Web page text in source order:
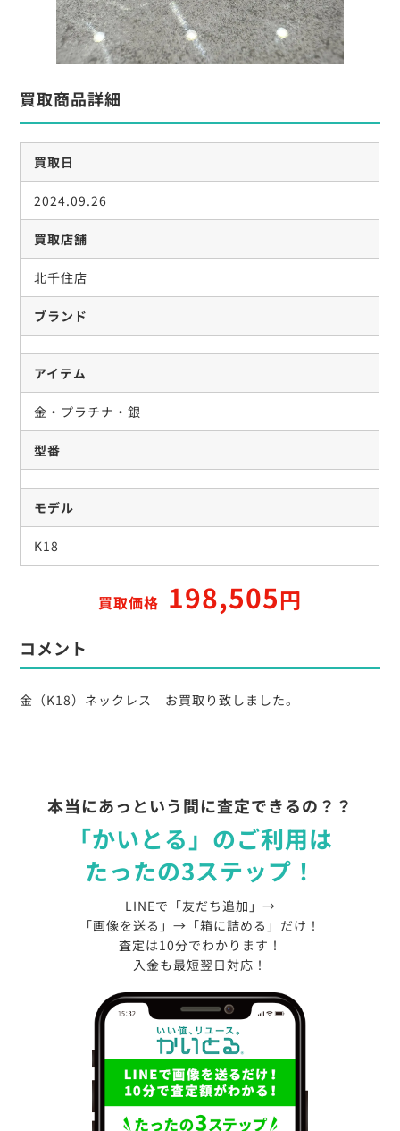
買取商品詳細
買取日
2024.09.26
買取店舗
北千住店
ブランド
アイテム
金・プラチナ・銀
型番
モデル
K18
買取価格 198,505円
コメント
金（K18）ネックレス お買取り致しました。
本当にあっという間に査定できるの？？
「かいとる」のご利用は
たったの3ステップ！
LINEで「友だち追加」→
「画像を送る」→「箱に詰める」だけ！
査定は10分でわかります！
入金も最短翌日対応！